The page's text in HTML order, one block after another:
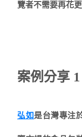
覽者不需要再花
案例分享
弘如是台灣專注